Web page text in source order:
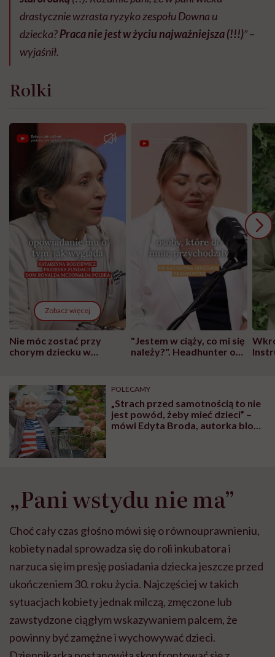
drastycznie wzrasta ryzyko zespołu Downa u
dziecka?Praca nie jest w życiu najważniejsza (!!!)” –
wyjaśnił.
Rolki
Zobacz więcej
Nie móc zostać przy
chorym dziecku w
może chyba tylko
głupota i brak
wyobraźni"
"Jestem w ciąży, co mi się
należy?". Headhunter o
pracy
POLECAMY
„Strach przed samotnością to nie
jest powód, żeby mieć dzieci” –
mówi Edyta Broda, autorka bloga
„Pani wstydu nie ma”
Choć cały czas głośno mówi się o równouprawnieniu,
kobiety nadal sprowadza się do roli inkubatora i
narzuca się im presję posiadania dziecka jeszcze przed
ukończeniem 30. roku życia. Najczęściej w takich
sytuacjach kobiety jednak milczą, zmęczone lub
zawstydzone ciągłym wskazywaniem palcem, że
powinny być zamężne i wychowywać dzieci.